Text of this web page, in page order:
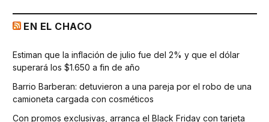
EN EL CHACO
Estiman que la inflación de julio fue del 2% y que el dólar
superará los $1.650 a fin de año
Barrio Barberan: detuvieron a una pareja por el robo de una
camioneta cargada con cosméticos
Con promos exclusivas, arranca el Black Friday con tarjeta